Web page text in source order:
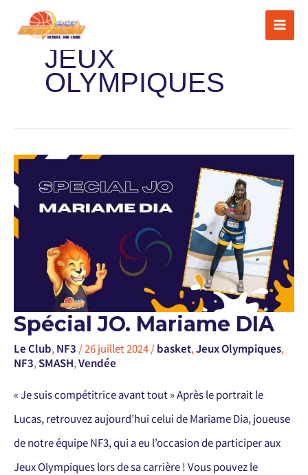
JEUX
OLYMPIQUES
Spécial JO. Mariame DIA
Le Club,NF3 /26 juillet 2024/basket,Jeux Olympiques,
NF3,SMASH,Vendée
« Je suis compétitrice avant tout » Après le portrait le
Lucas, retrouvez aujourd’hui celui de Mariame Dia, joueuse
de notre équipe NF3, qui a eu l’occasion de participer aux
Jeux Olympiques lors de sa carrière ! Vous pouvez le
SPÉCIAL
JO.
MARIAME
DIA